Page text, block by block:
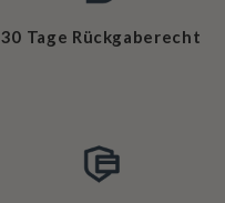
30 Tage Rückgaberecht